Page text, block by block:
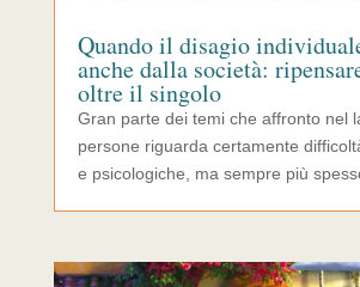
Quando il disagio
anche dalla società:
oltre il singolo
Gran parte dei temi che affronto nel
persone riguarda certamente
e psicologiche, ma sempre più